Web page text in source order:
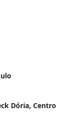
Dória, Centro